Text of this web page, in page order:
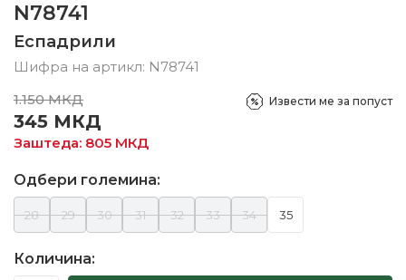
N78741
Еспадрили
Шифра на артикл: N78741
1.150 МКД
345 МКД
Заштеда: 805 МКД
Извести ме за попуст
Одбери големина:
28 29 30 31 32 33 34 35
Количина: